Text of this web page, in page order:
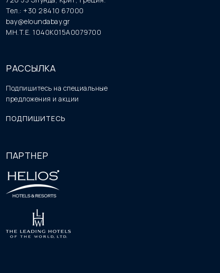
Тел.: +30 28410 67000
bay@eloundabay.gr
MH.T.E. 1040K015A0079700
РАССЫЛКА
Подпишитесь на специальные
предложения и акции
ПОДПИШИТЕСЬ
ПАРТНЕР